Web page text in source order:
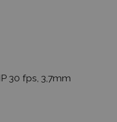
30 fps, 3,7mm